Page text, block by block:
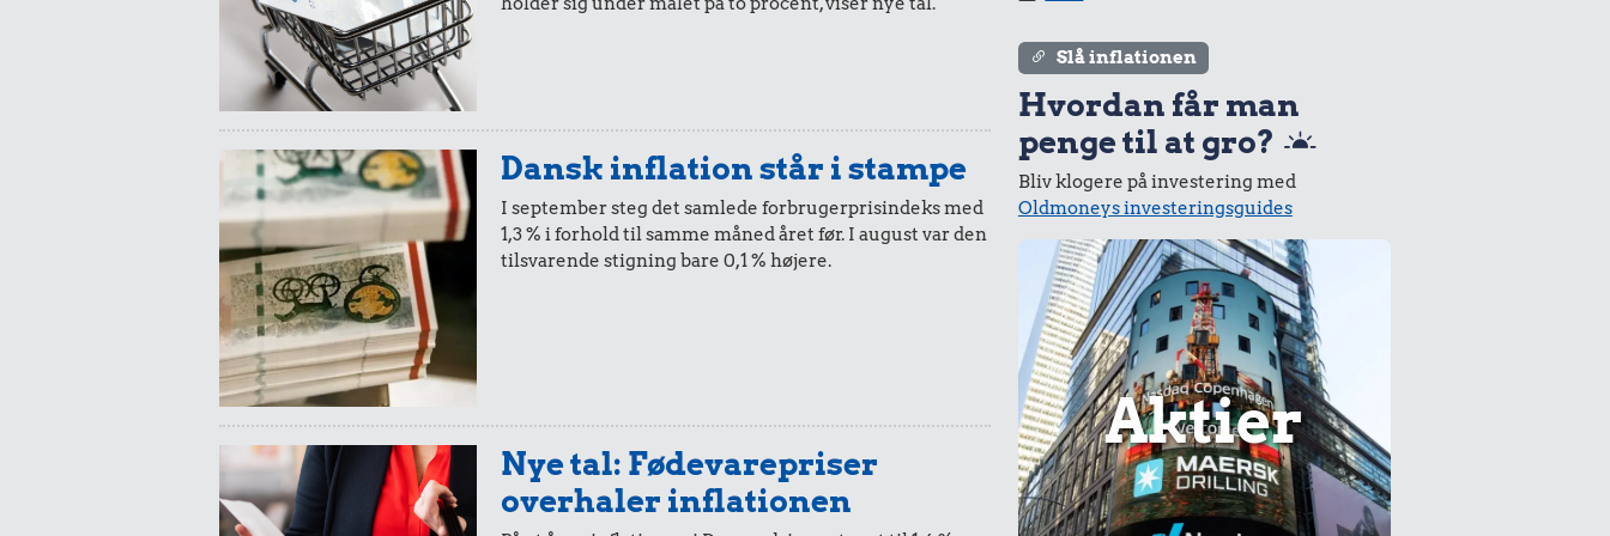
13 kr.
10 karklude
Rugbrød
12 kr.
Franskbrød
59 kr. 15 kr.
50,-
i 2005
= 74,-
i dag
i 2005 i dag
Dansk inflation står i stampe
I september steg det samlede forbrugerprisindeks med
1,3 % i forhold til samme måned året før. I august var den
tilsvarende stigning bare 0,1 % højere.
Nye tal: Fødevarepriser
overhaler inflationen
Slå inflationen
Hvordan får man
penge til at gro?
Bliv klogere på investering med
Oldmoneys investeringsguides
Aktier